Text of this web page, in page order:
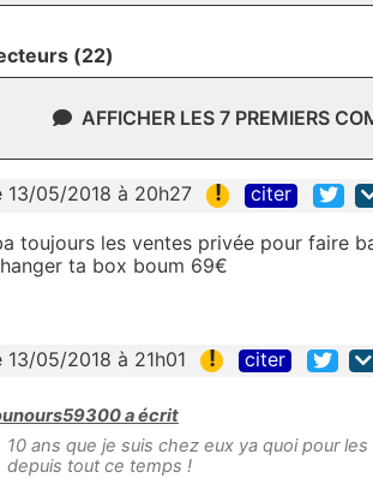
(22)
AFFICHER LES 7 PREMIERS
13/05/2018 à 20h27 ! citer
toujours les ventes privée pour faire
ta box boum 69€
13/05/2018 à 21h01 ! citer
a écrit
10 ans que je suis chez eux ya quoi pour
depuis tout ce temps !